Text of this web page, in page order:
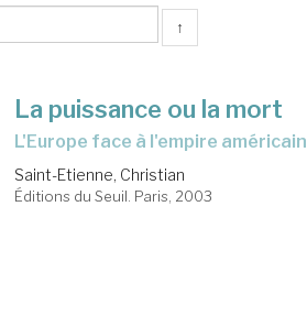
↑
La puissance ou la mort
l'Europe face à l'empire américain
Saint-Etienne, Christian
Éditions du Seuil. Paris, 2003